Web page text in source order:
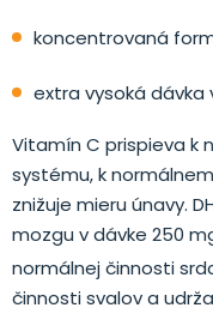
koncentrovaná
extra vysoká
Vitamín C prispieva k
systému, k
znižuje mieru únavy.
mozgu v dávke 250
normálnej činnosti
činnosti svalov a